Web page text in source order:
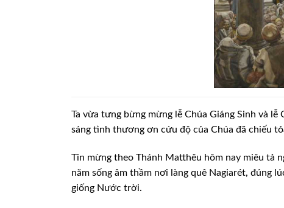
Ta vừa tưng bừng mừng lễ Chúa Giáng Sinh và lễ
sáng tình thương ơn cứu độ của Chúa đã chiếu
Tin mừng theo Thánh Matthêu hôm nay miêu tả
năm sống âm thầm nơi làng quê Nagiarét, đúng
giống Nước trời.